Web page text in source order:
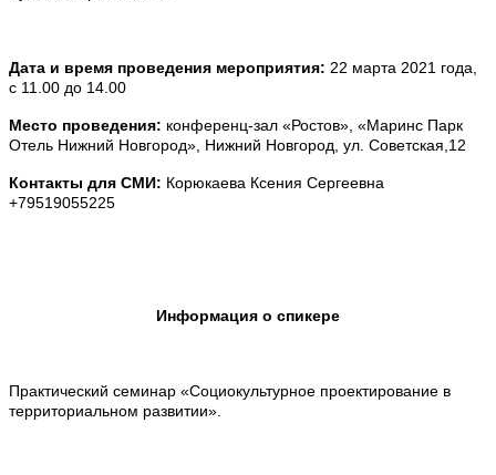
Дата и время проведения мероприятия: 22 марта 2021 года,
с 11.00 до 14.00
Место проведения: конференц-зал «Ростов», «Маринс Парк
Отель Нижний Новгород», Нижний Новгород, ул. Советская,12
Контакты для СМИ: Корюкаева Ксения Сергеевна
+79519055225
Информация о спикере
Практический семинар «Социокультурное проектирование в
территориальном развитии».